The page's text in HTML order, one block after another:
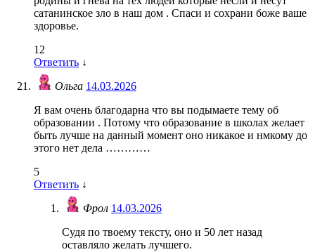
сатанинское зло в наш дом . Спаси и сохрани боже ваше
здоровье.
12
Ответить ↓
Ольга 14.03.2026
Я вам очень благодарна что вы подымаете тему об
образовании . Потому что образование в школах желает
быть лучше на данный момент оно никакое и нмкому до
этого нет дела …………
5
Ответить ↓
Фрол 14.03.2026
Судя по твоему тексту, оно и 50 лет назад
оставляло желать лучшего.